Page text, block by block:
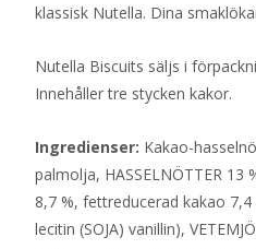
klassisk Nutella. Dina
Nutella Biscuits säljs i
Innehåller tre stycken kakor.
Ingredienser: Kakao-
palmolja, HASSELNÖTTER 13
8,7 %, fettreducerad kakao
lecitin (SOJA) vanillin),